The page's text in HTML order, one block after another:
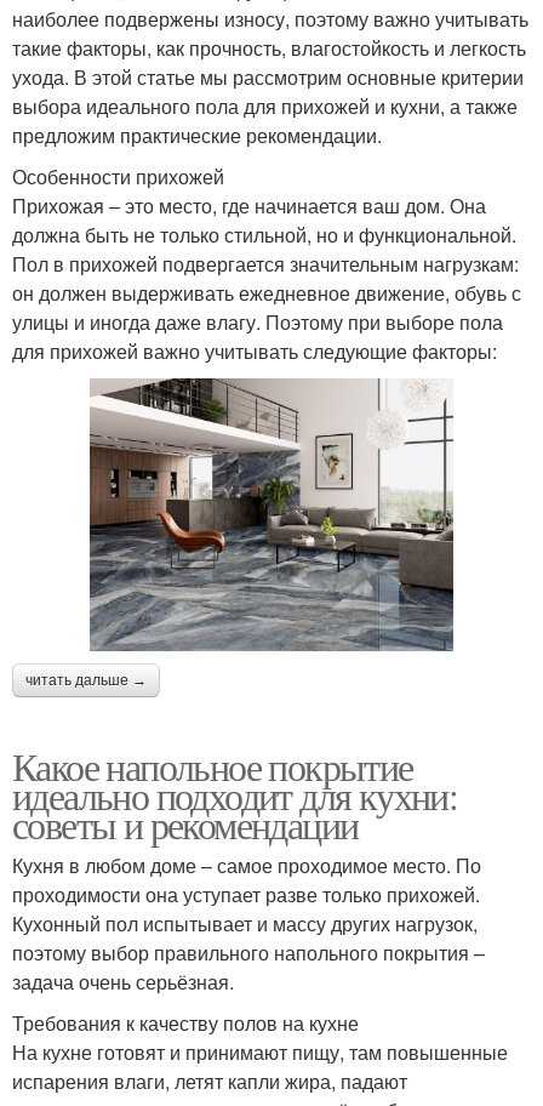
наиболее подвержены износу, поэтому важно учитывать
такие факторы, как прочность, влагостойкость и легкость
ухода. В этой статье мы рассмотрим основные критерии
выбора идеального пола для прихожей и кухни, а также
предложим практические рекомендации.
Особенности прихожей
Прихожая – это место, где начинается ваш дом. Она
должна быть не только стильной, но и функциональной.
Пол в прихожей подвергается значительным нагрузкам:
он должен выдерживать ежедневное движение, обувь с
улицы и иногда даже влагу. Поэтому при выборе пола
для прихожей важно учитывать следующие факторы:
читать дальше →
Какое напольное покрытие
идеально подходит для кухни:
советы и рекомендации
Кухня в любом доме – самое проходимое место. По
проходимости она уступает разве только прихожей.
Кухонный пол испытывает и массу других нагрузок,
поэтому выбор правильного напольного покрытия –
задача очень серьёзная.
Требования к качеству полов на кухне
На кухне готовят и принимают пищу, там повышенные
испарения влаги, летят капли жира, падают